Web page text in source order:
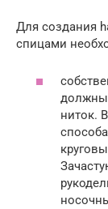
Для создания
спицами
должны
ниток.